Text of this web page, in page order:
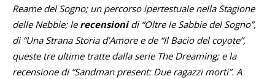
Reame del Sogno; un percorso ipertestuale nella Stagione
delle Nebbie; le recensionidi “Oltre le Sabbie del Sogno”,
di “Una Strana Storia d’Amore e de “Il Bacio del coyote”,
queste tre ultime tratte dalla serie The Dreaming; e la
recensione di “Sandman present: Due ragazzi morti”. A